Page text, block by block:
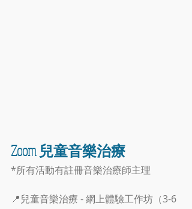
Zoom 兒童音樂治療
*所有活動有註冊音樂治療師主理
📍兒童音樂治療 - 網上體驗工作坊（3-6